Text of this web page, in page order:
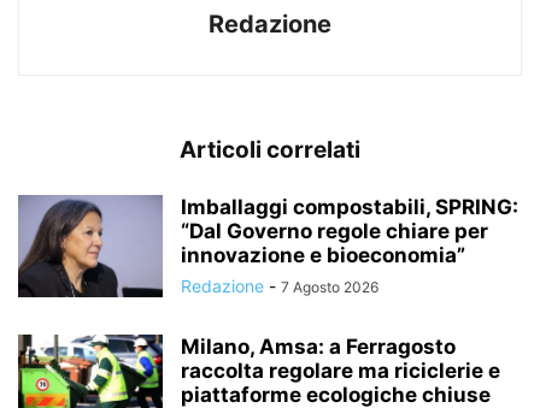
Redazione
Articoli correlati
Imballaggi compostabili, SPRING:
“Dal Governo regole chiare per
innovazione e bioeconomia”
Redazione - 7 Agosto 2026
Milano, Amsa: a Ferragosto
raccolta regolare ma riciclerie e
piattaforme ecologiche chiuse